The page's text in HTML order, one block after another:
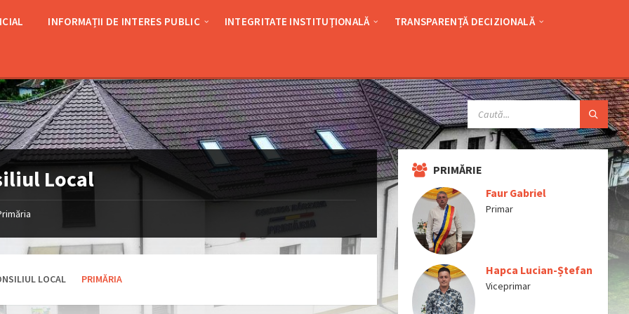
INFORMAȚII DE INTERES PUBLIC INTEGRITATE INSTITUŢIONALĂ TRANSPARENȚĂ DECIZIONALĂ
SEARCH:
Local
LOCAL PRIMĂRIA
PRIMĂRIE
Faur Gabriel
Primar
Hapca Lucian-Ștefan
Viceprimar